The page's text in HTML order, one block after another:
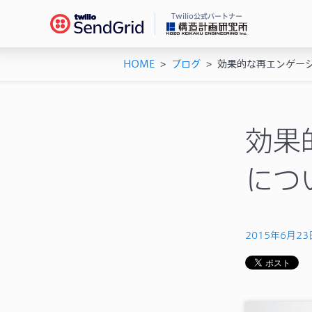
Twilio公式パートナー
機
ド
API
シス
HOME > ブログ > 効果的な再エンゲー
効果
に
2015年6月23